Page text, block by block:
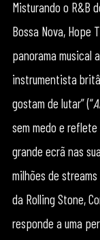
Misturando o R&B
Bossa Nova, Hope
panorama musical
instrumentista
gostam de lutar” (“
sem medo e
grande ecrã nas
milhões de
da Rolling Stone,
responde a uma